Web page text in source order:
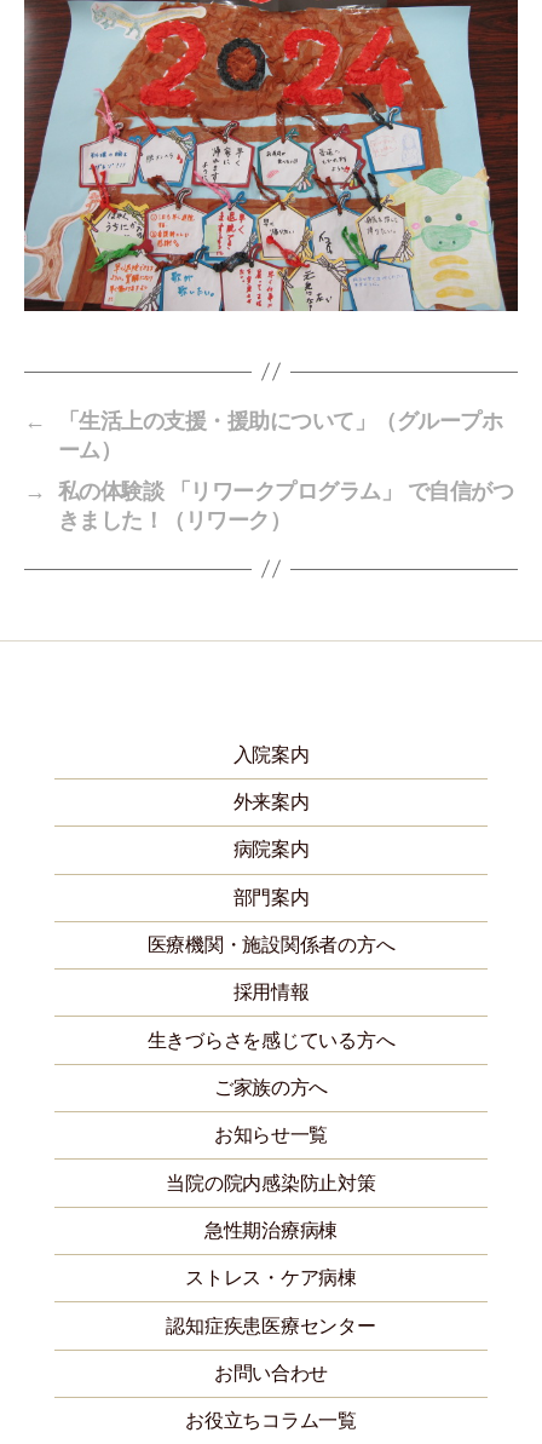
←
「生活上の支援・援助について」（グループホ
ーム）
→
私の体験談 「リワークプログラム」 で自信がつ
きました！（リワーク）
入院案内
外来案内
病院案内
部門案内
医療機関・施設関係者の方へ
採用情報
生きづらさを感じている方へ
ご家族の方へ
お知らせ一覧
当院の院内感染防止対策
急性期治療病棟
ストレス・ケア病棟
認知症疾患医療センター
お問い合わせ
お役立ちコラム一覧